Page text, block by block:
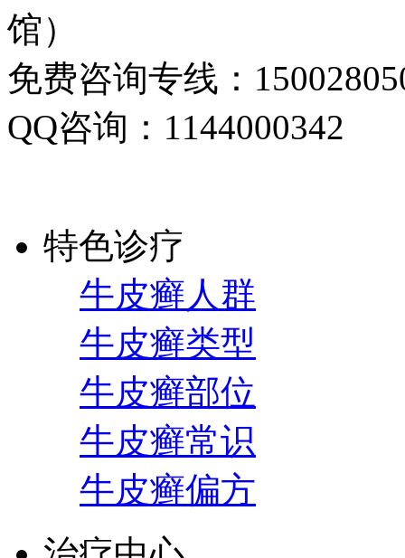
馆）
免费咨询专线：
QQ咨询：1144000342
特色诊疗
牛皮癣人群
牛皮癣类型
牛皮癣部位
牛皮癣常识
牛皮癣偏方